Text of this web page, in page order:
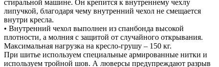
стиральной машине. Он крепится к внутреннему чехлу
липучкой, благодаря чему внутренний чехол не смещается
внутри кресла.
• Внутренний чехол выполнен из спанбонда высокой
плотности, а молния с защитой от случайного открывания.
Максимальная нагрузка на кресло-грушу – 150 кг.
При шитье используем специальные армированные нитки и
используем тройной шов. А люверсы предупреждают разрыв